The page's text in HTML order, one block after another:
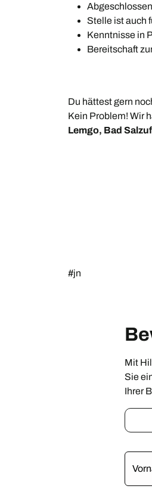
Stelle ist auch
Kenntnisse in
Bereitschaft
Du hättest gern
Kein Problem! Wir
Lemgo, Bad
#jn
Mit
Sie
Ihrer